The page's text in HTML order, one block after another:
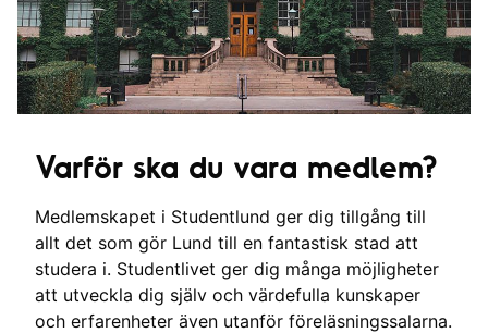
Varför ska du vara medlem?
Medlemskapet i Studentlund ger dig tillgång till
allt det som gör Lund till en fantastisk stad att
studera i. Studentlivet ger dig många möjligheter
att utveckla dig själv och värdefulla kunskaper
och erfarenheter även utanför föreläsningssalarna.